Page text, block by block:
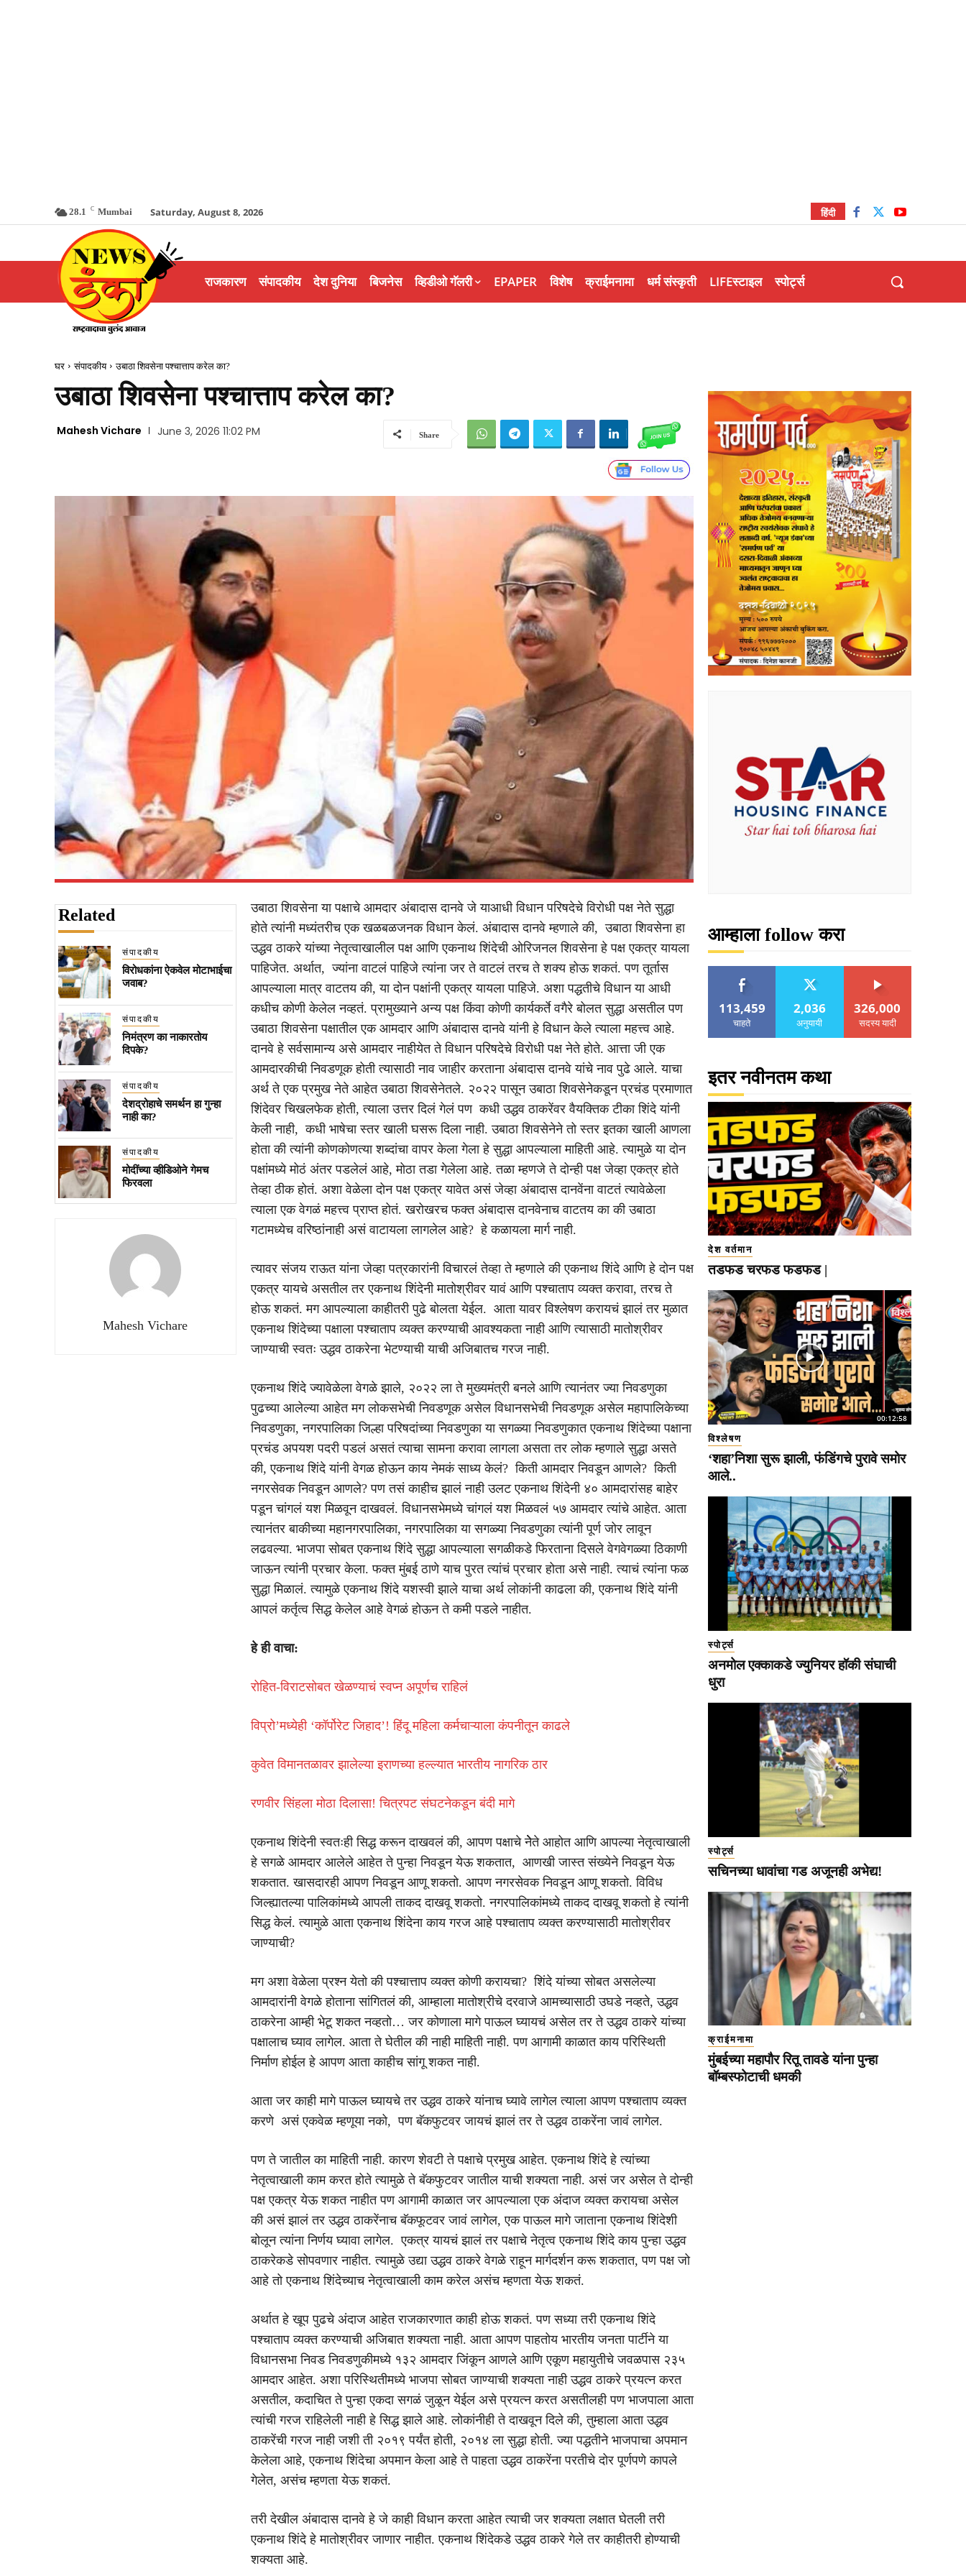
28.1 C Mumbai Saturday, August 8, 2026 हिंदी
राजकारण संपादकीय देश दुनिया बिजनेस व्हिडीओ गॅलरी EPAPER विशेष क्राईमनामा धर्म संस्कृती LIFEस्टाइल स्पोर्ट्स
घर संपादकीय उबाठा शिवसेना पश्चात्ताप करेल का?
उबाठा शिवसेना पश्चात्ताप करेल का?
Mahesh Vichare June 3, 2026 11:02 PM Share
Related
संपादकीय
विरोधकांना ऐकवेल मोटाभाईचा
जवाब?
संपादकीय
निमंत्रण का नाकारतोय
दिपके?
संपादकीय
देशद्रोहाचे समर्थन हा गुन्हा
नाही का?
संपादकीय
मोदींच्या व्हीडिओने गेमच
फिरवला
Mahesh Vichare
उबाठा शिवसेना या पक्षाचे आमदार अंबादास दानवे जे याआधी विधान परिषदेचे विरोधी पक्ष नेते सुद्धा
होते त्यांनी मध्यंतरीच एक खळबळजनक विधान केलं. अंबादास दानवे म्हणाले की, उबाठा शिवसेना हा
उद्धव ठाकरे यांच्या नेतृत्वाखालील पक्ष आणि एकनाथ शिंदेची ओरिजनल शिवसेना हे पक्ष एकत्र यायला
पाहिजेत. अर्थात, ज्यांना वाटलं पाहिजे त्यांना जर ते वाटलं तरच ते शक्य होऊ शकतं. पण तूर्तास
आपल्याला मात्र वाटतय की, या दोन पक्षांनी एकत्र यायला पाहिजे. अशा पद्धतीचे विधान या आधी
कधीच कोणी केलेल नव्हतं. प्रामुख्याने अन्य पक्ष किंवा कोणी कार्यकर्ते वगैरे बोलत सुद्धा असतील पण
उबाठा शिवसेना पक्षातील एक आमदार आणि अंबादास दानवे यांनी हे विधान केले त्याला महत्त्व आहे.
दानवे हे सर्वसामान्य असे आमदार नाहीयेत ते विधान परिषदेचे विरोधी पक्ष नेते होते. आत्ता जी एक
आमदारकीची निवडणूक होती त्यासाठी नाव जाहीर करताना अंबादास दानवे यांचे नाव पुढे आले. याचा
अर्थ ते एक प्रमुख नेते आहेत उबाठा शिवसेनेतले. २०२२ पासून उबाठा शिवसेनेकडून प्रचंड प्रमाणात
शिंदेवर चिखलफेक होती, त्याला उत्तर दिलं गेलं पण कधी उद्धव ठाकरेंवर वैयक्तिक टीका शिंदे यांनी
केली नाही, कधी भाषेचा स्तर खाली घसरू दिला नाही. उबाठा शिवसेनेने तो स्तर इतका खाली आणला
होता की त्यांनी कोणकोणत्या शब्दांचा वापर केला गेला हे सुद्धा आपल्याला माहिती आहे. त्यामुळे या दोन
पक्षांमध्ये मोठं अंतर पडलेलं आहे, मोठा तडा गेलेला आहे. तळा म्हणजे ते दोन्ही पक्ष जेव्हा एकत्र होते
तेव्हा ठीक होतं. अशा वेळेला दोन पक्ष एकत्र यावेत असं जेव्हा अंबादास दानवेंना वाटतं त्यावेळेला
त्याला एक वेगळं महत्त्व प्राप्त होतं. खरोखरच फक्त अंबादास दानवेनाच वाटतय का की उबाठा
गटामध्येच वरिष्ठांनाही असं वाटायला लागलेल आहे? हे कळायला मार्ग नाही.
त्यावर संजय राऊत यांना जेव्हा पत्रकारांनी विचारलं तेव्हा ते म्हणाले की एकनाथ शिंदे आणि हे दोन पक्ष
एकत्र यायचे असतील तर एकनाथ शिंदेनी मातोश्रीवर यावं आणि पश्चाताप व्यक्त करावा, तरच ते
होऊ शकतं. मग आपल्याला काहीतरी पुढे बोलता येईल. आता यावर विश्लेषण करायचं झालं तर मुळात
एकनाथ शिंदेच्या पक्षाला पश्चाताप व्यक्त करण्याची आवश्यकता नाही आणि त्यासाठी मातोश्रीवर
जाण्याची स्वतः उद्धव ठाकरेना भेटण्याची याची अजिबातच गरज नाही.
एकनाथ शिंदे ज्यावेळेला वेगळे झाले, २०२२ ला ते मुख्यमंत्री बनले आणि त्यानंतर ज्या निवडणुका
पुढच्या आलेल्या आहेत मग लोकसभेची निवडणूक असेल विधानसभेची निवडणूक असेल महापालिकेच्या
निवडणुका, नगरपालिका जिल्हा परिषदांच्या निवडणुका या सगळ्या निवडणुकात एकनाथ शिंदेच्या पक्षाना
प्रचंड अपयश पदरी पडलं असतं त्याचा सामना करावा लागला असता तर लोक म्हणाले सुद्धा असते
की, एकनाथ शिंदे यांनी वेगळ होऊन काय नेमकं साध्य केलं? किती आमदार निवडून आणले? किती
नगरसेवक निवडून आणले? पण तसं काहीच झालं नाही उलट एकनाथ शिंदेनी ४० आमदारांसह बाहेर
पडून चांगलं यश मिळवून दाखवलं. विधानसभेमध्ये चांगलं यश मिळवलं ५७ आमदार त्यांचे आहेत. आता
त्यानंतर बाकीच्या महानगरपालिका, नगरपालिका या सगळ्या निवडणुका त्यांनी पूर्ण जोर लावून
लढवल्या. भाजपा सोबत एकनाथ शिंदे सुद्धा आपल्याला सगळीकडे फिरताना दिसले वेगवेगळ्या ठिकाणी
जाऊन त्यांनी प्रचार केला. फक्त मुंबई ठाणे याच पुरत त्यांचं प्रचार होता असे नाही. त्याचं त्यांना फळ
सुद्धा मिळालं. त्यामुळे एकनाथ शिंदे यशस्वी झाले याचा अर्थ लोकांनी काढला की, एकनाथ शिंदे यांनी
आपलं कर्तृत्व सिद्ध केलेल आहे वेगळं होऊन ते कमी पडले नाहीत.
हे ही वाचा:
रोहित-विराटसोबत खेळण्याचं स्वप्न अपूर्णच राहिलं
विप्रो’मध्येही ‘कॉर्पोरेट जिहाद’! हिंदू महिला कर्मचाऱ्याला कंपनीतून काढले
कुवेत विमानतळावर झालेल्या इराणच्या हल्ल्यात भारतीय नागरिक ठार
रणवीर सिंहला मोठा दिलासा! चित्रपट संघटनेकडून बंदी मागे
एकनाथ शिंदेनी स्वतःही सिद्ध करून दाखवलं की, आपण पक्षाचे नेेेते आहोत आणि आपल्या नेतृत्वाखाली
हे सगळे आमदार आलेले आहेत ते पुन्हा निवडून येऊ शकतात, आणखी जास्त संख्येने निवडून येऊ
शकतात. खासदारही आपण निवडून आणू शकतो. आपण नगरसेवक निवडून आणू शकतो. विविध
जिल्ह्यातल्या पालिकांमध्ये आपली ताकद दाखवू शकतो. नगरपालिकांमध्ये ताकद दाखवू शकतो हे त्यांनी
सिद्ध केलं. त्यामुळे आता एकनाथ शिंदेना काय गरज आहे पश्चाताप व्यक्त करण्यासाठी मातोश्रीवर
जाण्याची?
मग अशा वेळेला प्रश्न येतो की पश्चात्ताप व्यक्त कोणी करायचा? शिंदे यांच्या सोबत असलेल्या
आमदारांनी वेगळे होताना सांगितलं की, आम्हाला मातोश्रीचे दरवाजे आमच्यासाठी उघडे नव्हते, उद्धव
ठाकरेना आम्ही भेटू शकत नव्हतो… जर कोणाला मागे पाऊल घ्यायचं असेल तर ते उद्धव ठाकरे यांच्या
पक्षालाच घ्याव लागेल. आता ते घेतील की नाही माहिती नाही. पण आगामी काळात काय परिस्थिती
निर्माण होईल हे आपण आता काहीच सांगू शकत नाही.
आता जर काही मागे पाऊल घ्यायचे तर उद्धव ठाकरे यांनाच घ्यावे लागेल त्याला आपण पश्चाताप व्यक्त
करणे असं एकवेळ म्हणूया नको, पण बॅकफुटवर जायचं झालं तर ते उद्धव ठाकरेंना जावं लागेल.
पण ते जातील का माहिती नाही. कारण शेवटी ते पक्षाचे प्रमुख आहेत. एकनाथ शिंदे हे त्यांच्या
नेतृत्वाखाली काम करत होते त्यामुळे ते बॅकफुटवर जातील याची शक्यता नाही. असं जर असेल ते दोन्ही
पक्ष एकत्र येऊ शकत नाहीत पण आगामी काळात जर आपल्याला एक अंदाज व्यक्त करायचा असेल
की असं झालं तर उद्धव ठाकरेंनाच बॅकफूटवर जावं लागेल, एक पाऊल मागे जाताना एकनाथ शिंदेशी
बोलून त्यांना निर्णय घ्यावा लागेल. एकत्र यायचं झालं तर पक्षाचे नेतृत्व एकनाथ शिंदे काय पुन्हा उद्धव
ठाकरेकडे सोपवणार नाहीत. त्यामुळे उद्या उद्धव ठाकरे वेगळे राहून मार्गदर्शन करू शकतात, पण पक्ष जो
आहे तो एकनाथ शिंदेच्याच नेतृत्वाखाली काम करेल असंच म्हणता येऊ शकतं.
अर्थात हे खूप पुढचे अंदाज आहेत राजकारणात काही होऊ शकतं. पण सध्या तरी एकनाथ शिंदे
पश्चाताप व्यक्त करण्याची अजिबात शक्यता नाही. आता आपण पाहतोय भारतीय जनता पार्टीने या
विधानसभा निवड निवडणुकीमध्ये १३२ आमदार जिंकून आणले आणि एकूण महायुतीचे जवळपास २३५
आमदार आहेत. अशा परिस्थितीमध्ये भाजपा सोबत जाण्याची शक्यता नाही उद्धव ठाकरे प्रयत्न करत
असतील, कदाचित ते पुन्हा एकदा सगळं जुळून येईल असे प्रयत्न करत असतीलही पण भाजपाला आता
त्यांची गरज राहिलेली नाही हे सिद्ध झाले आहे. लोकांनीही ते दाखवून दिले की, तुम्हाला आता उद्धव
ठाकरेंची गरज नाही जशी ती २०१९ पर्यंत होती, २०१४ ला सुद्धा होती. ज्या पद्धतीने भाजपाचा अपमान
केलेला आहे, एकनाथ शिंदेचा अपमान केला आहे ते पाहता उद्धव ठाकरेंना परतीचे दोर पूर्णपणे कापले
गेलेत, असंच म्हणता येऊ शकतं.
तरी देखील अंबादास दानवे हे जे काही विधान करता आहेत त्याची जर शक्यता लक्षात घेतली तरी
एकनाथ शिंदे हे मातोश्रीवर जाणार नाहीत. एकनाथ शिंदेकडे उद्धव ठाकरे गेले तर काहीतरी होण्याची
शक्यता आहे.
आम्हाला follow करा
113,459
चाहते
2,036
अनुयायी
326,000
सदस्य यादी
इतर नवीनतम कथा
देश वर्तमान
तडफड चरफड फडफड |
00:12:58
विश्लेषण
‘शहा’निशा सुरू झाली, फंडिंगचे पुरावे समोर
आले..
स्पोर्ट्स
अनमोल एक्काकडे ज्युनियर हॉकी संघाची
धुरा
स्पोर्ट्स
सचिनच्या धावांचा गड अजूनही अभेद्य!
क्राईमनामा
मुंबईच्या महापौर रितू तावडे यांना पुन्हा
बॉम्बस्फोटाची धमकी